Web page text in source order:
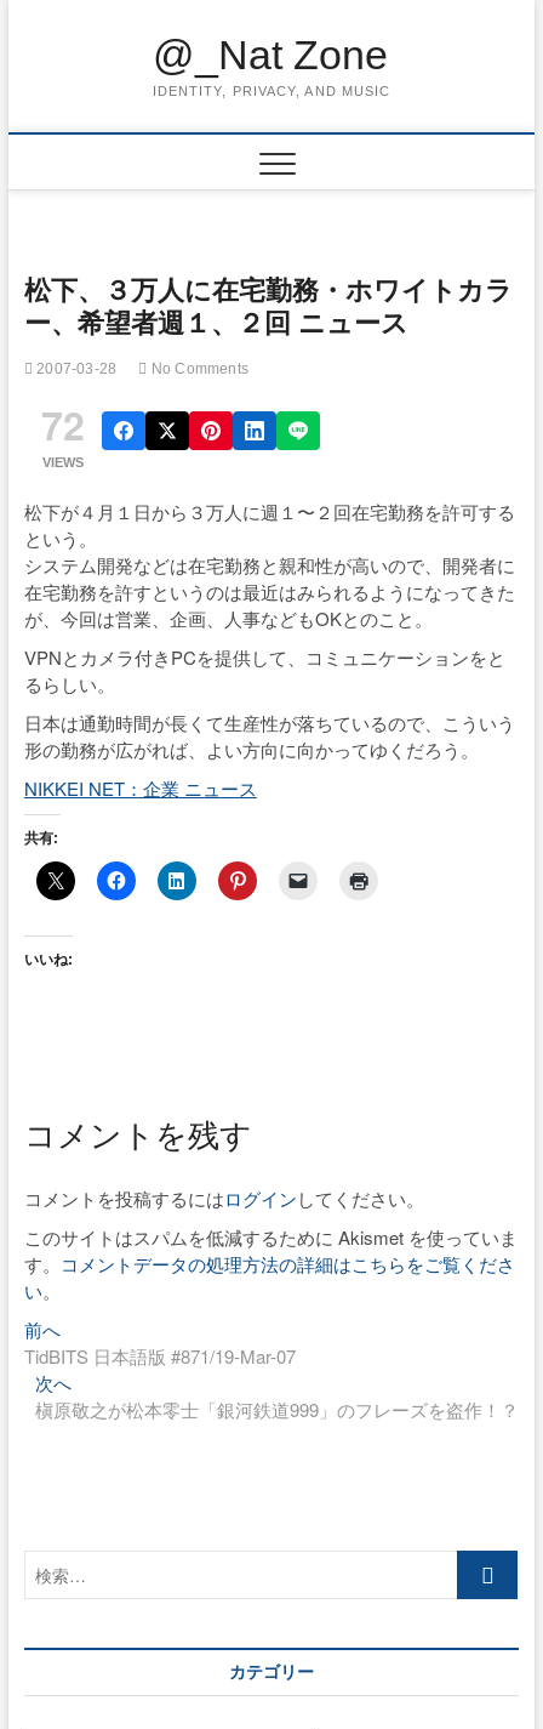
@_Nat Zone
IDENTITY, PRIVACY, AND MUSIC
松下、３万人に在宅勤務・ホワイトカラ
ー、希望者週１、２回 ニュース
2007-03-28 No Comments
72
VIEWS
松下が４月１日から３万人に週１〜２回在宅勤務を許可する
という。
システム開発などは在宅勤務と親和性が高いので、開発者に
在宅勤務を許すというのは最近はみられるようになってきた
が、今回は営業、企画、人事などもOKとのこと。
VPNとカメラ付きPCを提供して、コミュニケーションをと
るらしい。
日本は通勤時間が長くて生産性が落ちているので、こういう
形の勤務が広がれば、よい方向に向かってゆくだろう。
NIKKEI NET：企業 ニュース
共有:
いいね:
コメントを残す
コメントを投稿するにはログインしてください。
このサイトはスパムを低減するために Akismet を使っていま
す。
コメントデータの処理方法の詳細はこちらをご覧くださ
い。
投
稿
ナ
シ
ョ
ン
前へ過
去
の
投
TidBITS 日本語版 #871/19-Mar-07
次へ
の
槇原敬之が松本零士「銀河鉄道999」のフレーズを盗作！？
索…
カテゴリー